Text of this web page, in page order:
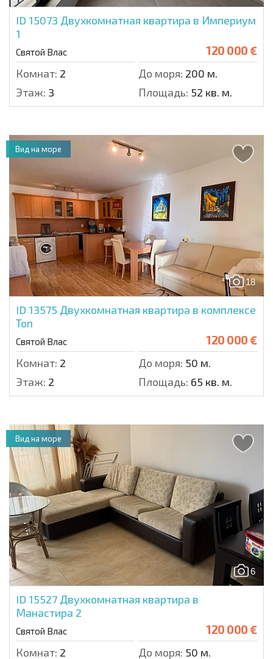
ID 15073 Двухкомнатная квартира в Империум
1
Святой Влас 120 000 €
Комнат: 2 До моря: 200 м.
Этаж: 3 Площадь: 52 кв. м.
18
ID 13575 Двухкомнатная квартира в комплексе
Топ
Святой Влас 120 000 €
Комнат: 2 До моря: 50 м.
Этаж: 2 Площадь: 65 кв. м.
Вид на море
6
ID 15527 Двухкомнатная квартира в
Манастира 2
Святой Влас 120 000 €
Комнат: 2 До моря: 50 м.
Вид на море